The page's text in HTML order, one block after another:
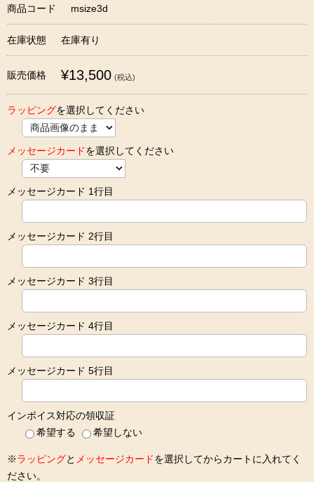
商品コード msize3d
在庫状態 在庫有り
販売価格 ¥13,500 (税込)
ラッピングを選択してください
メッセージカードを選択してください
メッセージカード 1行目
メッセージカード 2行目
メッセージカード 3行目
メッセージカード 4行目
メッセージカード 5行目
インボイス対応の領収証
希望する
希望しない
※ラッピングと メッセージカードを選択してからカートに入れてく
ださい。